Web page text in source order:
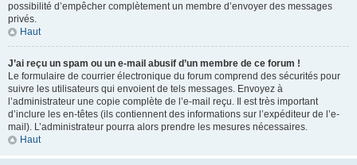
possibilité d’empêcher complètement un membre d’envoyer des messages
privés.
Haut
J’ai reçu un spam ou un e-mail abusif d’un membre de ce forum !
Le formulaire de courrier électronique du forum comprend des sécurités pour
suivre les utilisateurs qui envoient de tels messages. Envoyez à
l’administrateur une copie complète de l’e-mail reçu. Il est très important
d’inclure les en-têtes (ils contiennent des informations sur l’expéditeur de l’e-
mail). L’administrateur pourra alors prendre les mesures nécessaires.
Haut